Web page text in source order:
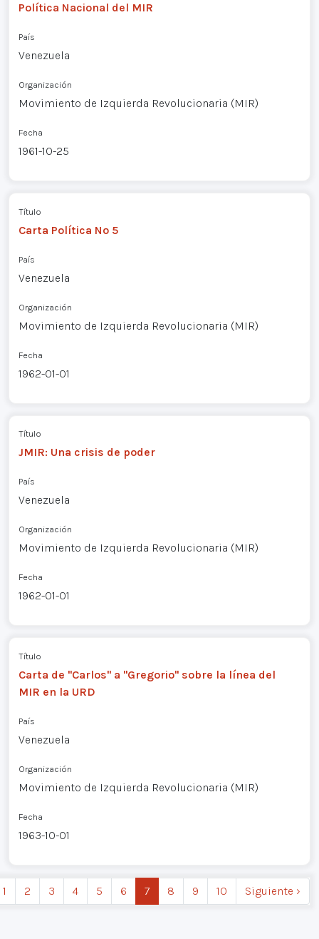
Política Nacional del MIR
País
Venezuela
Organización
Movimiento de Izquierda Revolucionaria (MIR)
Fecha
1961-10-25
Título
Carta Política Nº 5
País
Venezuela
Organización
Movimiento de Izquierda Revolucionaria (MIR)
Fecha
1962-01-01
Título
JMIR: Una crisis de poder
País
Venezuela
Organización
Movimiento de Izquierda Revolucionaria (MIR)
Fecha
1962-01-01
Título
Carta de "Carlos" a "Gregorio" sobre la línea del
MIR en la URD
País
Venezuela
Organización
Movimiento de Izquierda Revolucionaria (MIR)
Fecha
1963-10-01
1 2 3 4 5 6 7 8 9 10 Siguiente ›